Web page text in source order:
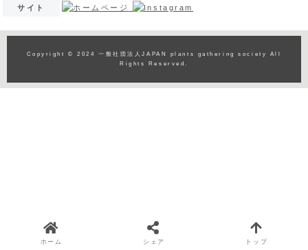
サイト
Copyright © 2024 一般社団法人JAPAN plants gathering society All
Rights Reserved.
ホーム シェア トップ